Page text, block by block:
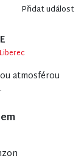
Přidat událost
atmosférou